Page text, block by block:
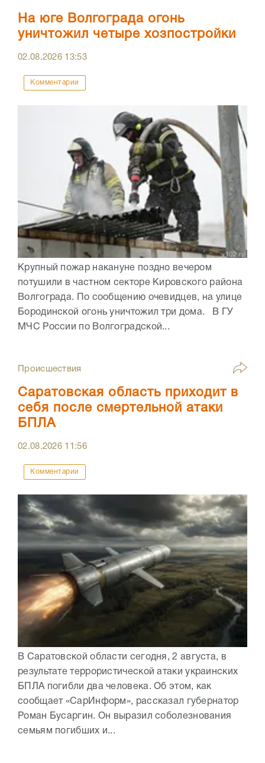
На юге Волгограда огонь
уничтожил четыре хозпостройки
02.08.2026 13:53
Комментарии
Крупный пожар накануне поздно вечером
потушили в частном секторе Кировского района
Волгограда. По сообщению очевидцев, на улице
Бородинской огонь уничтожил три дома. В ГУ
МЧС России по Волгоградской...
Происшествия
Саратовская область приходит в
себя после смертельной атаки
БПЛА
02.08.2026 11:56
Комментарии
В Саратовской области сегодня, 2 августа, в
результате террористической атаки украинских
БПЛА погибли два человека. Об этом, как
сообщает «СарИнформ», рассказал губернатор
Роман Бусаргин. Он выразил соболезнования
семьям погибших и...